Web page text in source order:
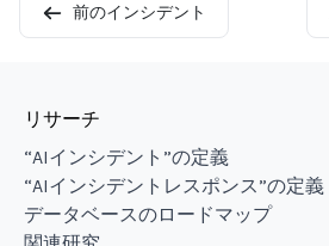
前のインシデント
リサーチ
“AIインシデント”の定義
“AIインシデントレスポンス”の定義
データベースのロードマップ